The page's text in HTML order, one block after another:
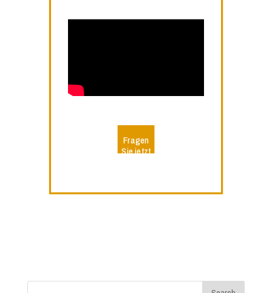
Fragen
Sie jetzt